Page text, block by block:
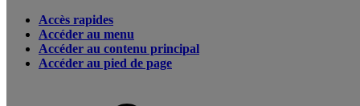
Accès rapides
Accéder au menu
Accéder au contenu principal
Accéder au pied de page